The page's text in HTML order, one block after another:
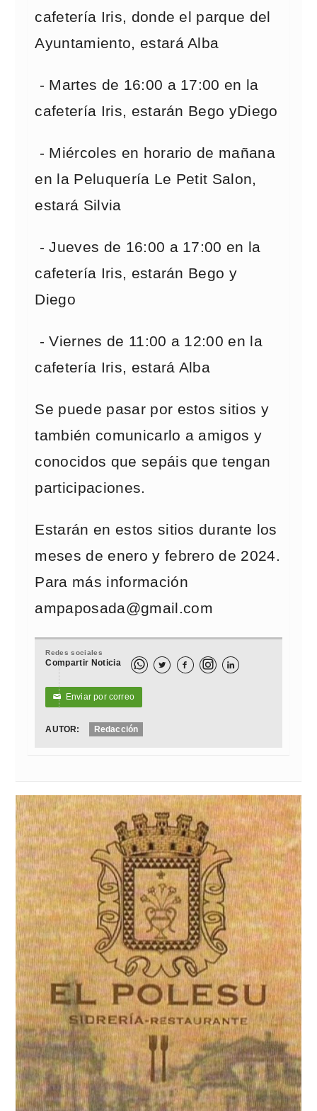
cafetería Iris, donde el parque del
Ayuntamiento, estará Alba
- Martes de 16:00 a 17:00 en la
cafetería Iris, estarán Bego yDiego
- Miércoles en horario de mañana
en la Peluquería Le Petit Salon,
estará Silvia
- Jueves de 16:00 a 17:00 en la
cafetería Iris, estarán Bego y
Diego
- Viernes de 11:00 a 12:00 en la
cafetería Iris, estará Alba
Se puede pasar por estos sitios y
también comunicarlo a amigos y
conocidos que sepáis que tengan
participaciones.
Estarán en estos sitios durante los
meses de enero y febrero de 2024.
Para más información
ampaposada@gmail.com
Redes sociales
Compartir Noticia   
✉ Enviar por correo
AUTOR: Redacción